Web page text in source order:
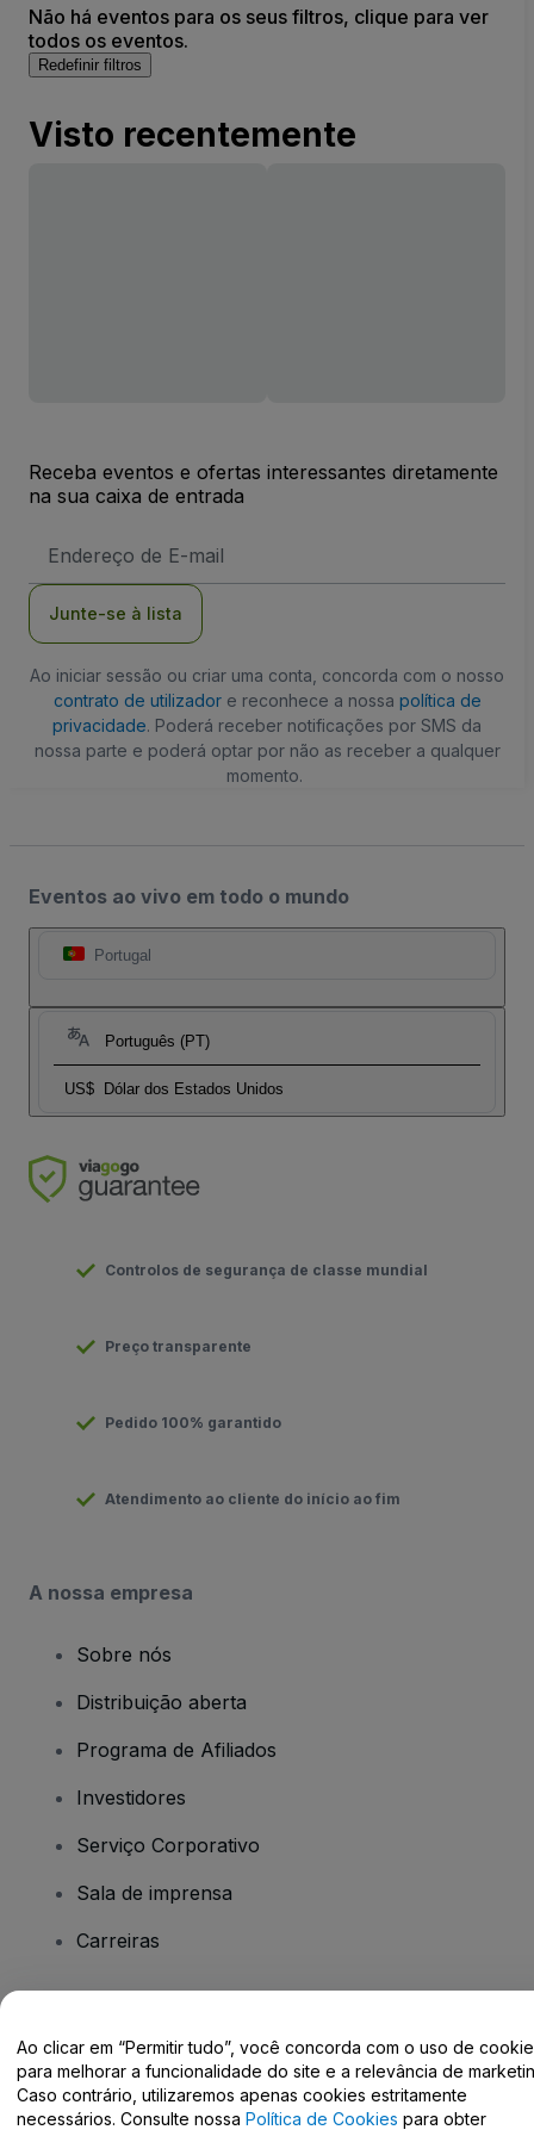
Não há eventos para os seus filtros, clique para ver
todos os eventos.
Redefinir filtros
Visto recentemente
Receba eventos e ofertas interessantes diretamente
na sua caixa de entrada
de
Junte-se à lista
Ao iniciar sessão ou criar uma conta, concorda com o nosso
contrato de utilizadore reconhece a nossa política de
privacidade. Poderá receber notificações por SMS da
nossa parte e poderá optar por não as receber a qualquer
momento.
Eventos ao vivo em todo o mundo
Portugal
Português (PT)
US$ Dólar dos Estados Unidos
Controlos de segurança de classe mundial
Preço transparente
Pedido 100% garantido
Atendimento ao cliente do início ao fim
A nossa empresa
Sobre nós
Distribuição aberta
Programa de Afiliados
Investidores
Serviço Corporativo
Sala de imprensa
Carreiras
Centro de Ajuda / Fale Conosco
Ao clicar em “Permitir tudo”, você concorda com o uso de
para melhorar a funcionalidade do site e a relevância de
Caso contrário, utilizaremos apenas cookies estritamente
necessários. Consulte nossa Política de Cookies para obter